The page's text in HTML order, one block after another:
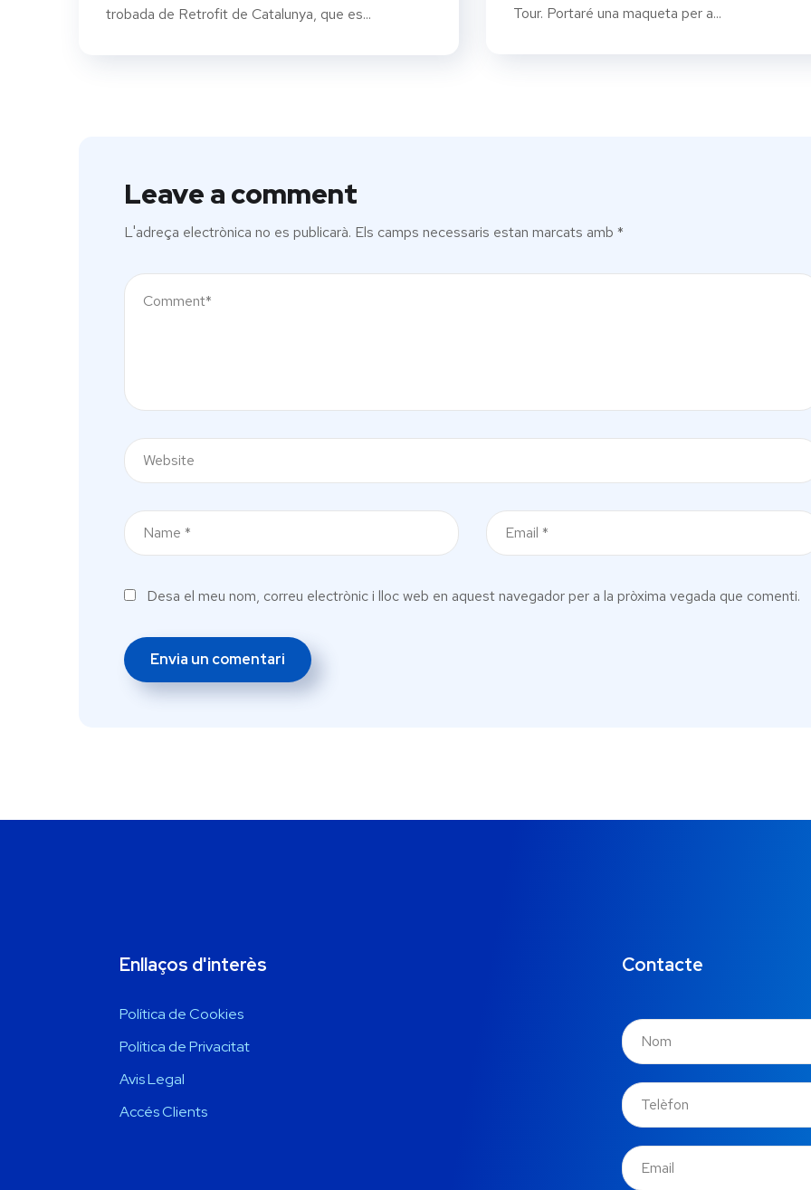
trobada de Retrofit de Catalunya, que es...
Tour. Portaré una maqueta per a...
Leave a comment
L'adreça electrònica no es publicarà. Els camps necessaris estan marcats amb *
Desa el meu nom, correu electrònic i lloc web en aquest navegador per a la pròxima vegada que comenti.
Enllaços d'interès
Política de Cookies
Política de Privacitat
Avis Legal
Accés Clients
Contacte